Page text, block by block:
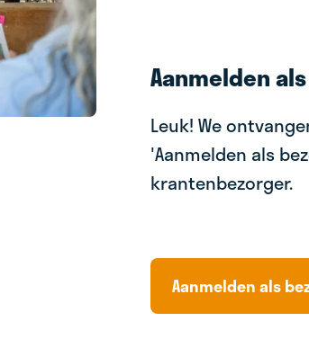
Aanmelden
Leuk! We
'Aanmelden als
krantenbezorger.
Aanmelden als